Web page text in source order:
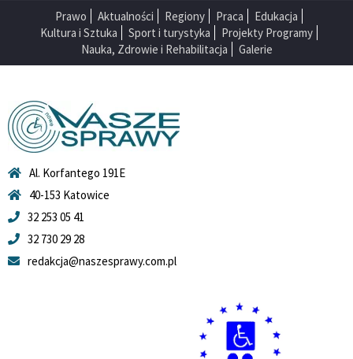
Prawo Aktualności Regiony Praca
Edukacja
Kultura i Sztuka
Sport i turystyka
Projekty Programy
Nauka, Zdrowie i Rehabilitacja
Galerie
Al. Korfantego 191E
40-153 Katowice
32 253 05 41
32 730 29 28
redakcja@naszesprawy.com.pl